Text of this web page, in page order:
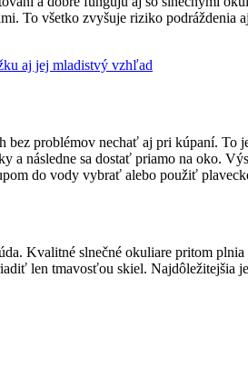
To všetko zvyšuje riziko
aj jej mladistvý vzhľad
problémov nechať aj pri kúpaní. To
a následne sa dostať priamo na oko.
do vody vybrať alebo použiť
Kvalitné slnečné okuliare pritom
len tmavosťou skiel. Najdôležitejšia